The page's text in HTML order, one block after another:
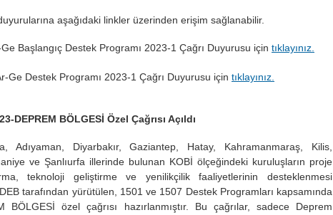
aşağıdaki linkler üzerinden erişim sağlanabilir.
Başlangıç Destek Programı 2023-1 Çağrı Duyurusu için tıklayınız.
Ge Destek Programı 2023-1 Çağrı Duyurusu için tıklayınız.
DEPREM BÖLGESİ Özel Çağrısı Açıldı
Adıyaman, Diyarbakır, Gaziantep, Hatay, Kahramanmaraş, Kilis,
ve Şanlıurfa illerinde bulunan KOBİ ölçeğindeki kuruluşların proje
teknoloji geliştirme ve yenilikçilik faaliyetlerinin desteklenmesi
tarafından yürütülen, 1501 ve 1507 Destek Programları kapsamında
BÖLGESİ özel çağrısı hazırlanmıştır. Bu çağrılar, sadece Deprem